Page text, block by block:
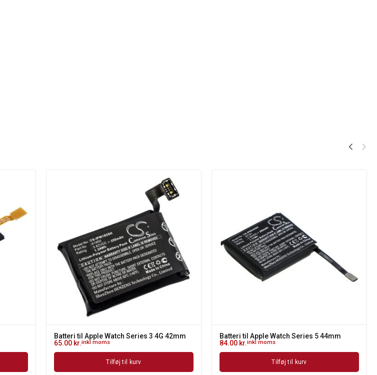
Batteri til Apple Watch Series 3 4G 42mm
65.00 kr.inkl moms
Tilføj til kurv
Batteri til Apple Watch Series 5 44mm
84.00 kr.inkl moms
Tilføj til kurv